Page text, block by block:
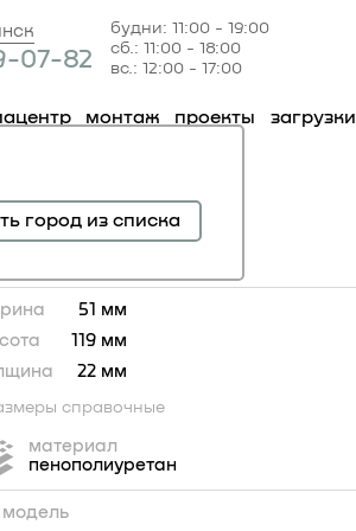
07-82
будни: 11:00 - 19:00
сб.: 11:00 - 18:00
вс.: 12:00 - 17:00
монтаж проекты загрузки
город из списка
1.60.015
51 мм
119 мм
22 мм
справочные
материал
пенополиуретан